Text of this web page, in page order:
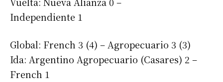
Independiente 1
Global: French 3 (4) – Agropecuario 3 (3)
Ida: Argentino Agropecuario (Casares) 2 –
French 1